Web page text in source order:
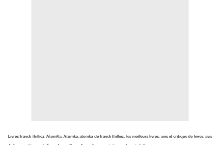
Livres franck thilliez, AtomKa,Atomka,atomka de franck thilliez, les meilleurs livres, avis et critique de livres,avis